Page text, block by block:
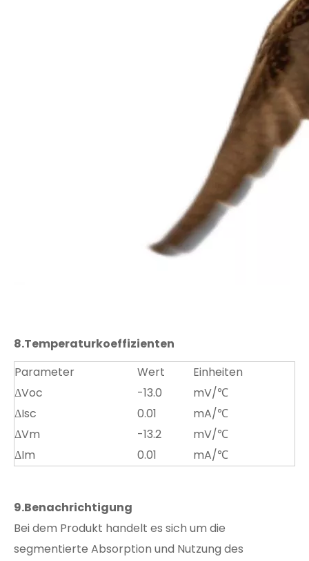
8.Temperaturkoeffizienten
Parameter
Wert
Einheiten
ΔVoc
-13.0
mV/℃
ΔIsc
0.01
mA/℃
ΔVm
-13.2
mV/℃
ΔIm
0.01 mA/℃
9.Benachrichtigung
Bei dem Produkt handelt es sich um die
segmentierte Absorption und Nutzung des